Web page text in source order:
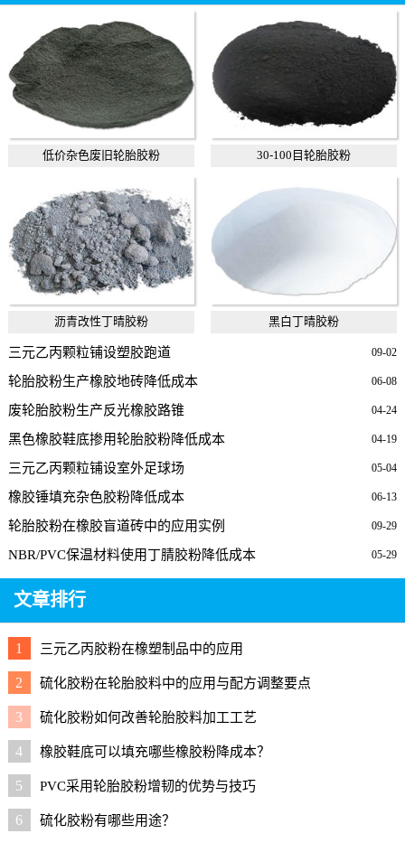
低价杂色废旧轮胎胶粉 30-100目轮胎胶粉
沥青改性丁晴胶粉 黑白丁晴胶粉
09-02
三元乙丙颗粒铺设塑胶跑道
06-08
轮胎胶粉生产橡胶地砖降低成本
04-24
废轮胎胶粉生产反光橡胶路锥
04-19
黑色橡胶鞋底掺用轮胎胶粉降低成本
05-04
三元乙丙颗粒铺设室外足球场
06-13
橡胶锤填充杂色胶粉降低成本
09-29
轮胎胶粉在橡胶盲道砖中的应用实例
05-29
NBR/PVC保温材料使用丁腈胶粉降低成本
文章排行
1 三元乙丙胶粉在橡塑制品中的应用
2 硫化胶粉在轮胎胶料中的应用与配方调整要点
3 硫化胶粉如何改善轮胎胶料加工工艺
4 橡胶鞋底可以填充哪些橡胶粉降成本？
5 PVC采用轮胎胶粉增韧的优势与技巧
6 硫化胶粉有哪些用途？